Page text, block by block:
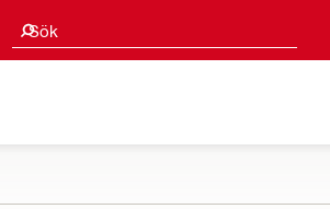
Sök
Sökförslag